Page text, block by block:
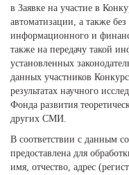
в Заявке на участие в
автоматизации, а также
информационного и
также на передачу такой
установленных
данных участников
результатах научного
Фонда развития
других СМИ.
В соответствии с данным
предоставлена для
имя, отчество, адрес